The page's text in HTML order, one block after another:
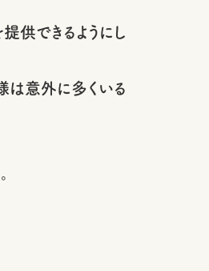
供できるようにし
は意外に多くいる